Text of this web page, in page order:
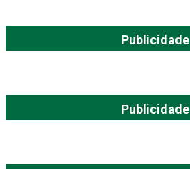
Publicidade
Publicidade